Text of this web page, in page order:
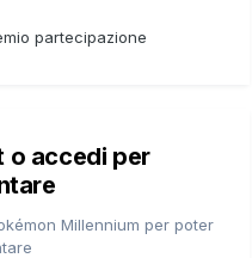
partecipazione
o accedi per
Millennium per poter